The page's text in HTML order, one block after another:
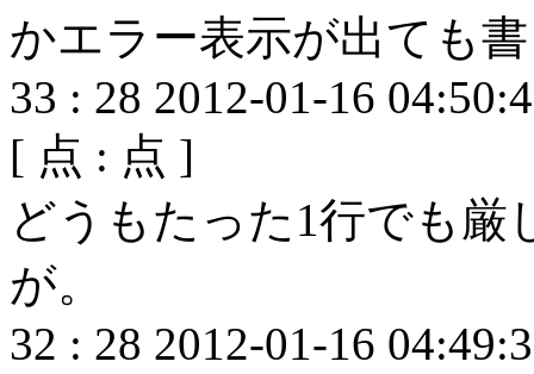
かエラー表示が出ても
33 : 28 2012-01-16
[ 点 : 点 ]
どうもたった1行でも厳
が。
32 : 28 2012-01-16